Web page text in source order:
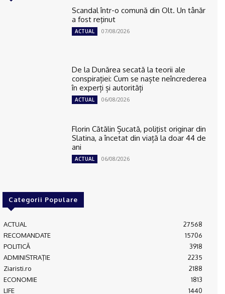
Scandal într-o comună din Olt. Un tânăr
a fost reţinut
ACTUAL 07/08/2026
De la Dunărea secată la teorii ale
conspirației: Cum se naște neîncrederea
în experți și autorități
ACTUAL 06/08/2026
Florin Cătălin Șucată, poliţist originar din
Slatina, a încetat din viață la doar 44 de
ani
ACTUAL 06/08/2026
Categorii Populare
ACTUAL
27568
RECOMANDATE
15706
POLITICĂ
3918
ADMINISTRAŢIE
2235
Ziaristi.ro
2188
ECONOMIE
1813
LIFE
1440